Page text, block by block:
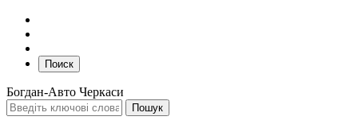
Поиск
Богдан-Авто Черкаси